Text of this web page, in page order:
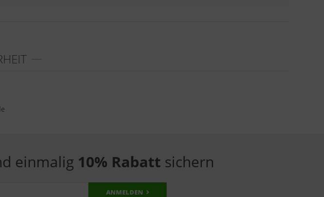
einmalig 10% Rabatt sichern
ANMELDEN